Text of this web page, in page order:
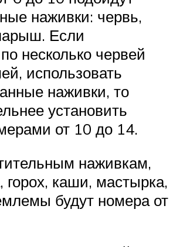
наживки: червь,
Если
несколько червей
использовать
наживки, то
установить
от 10 до 14.
наживкам,
горох, каши, мастырка,
будут номера от